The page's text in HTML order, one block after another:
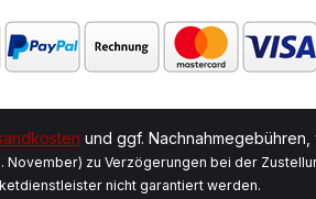
und ggf.
November) zu Verzögerungen bei der
nicht garantiert werden.